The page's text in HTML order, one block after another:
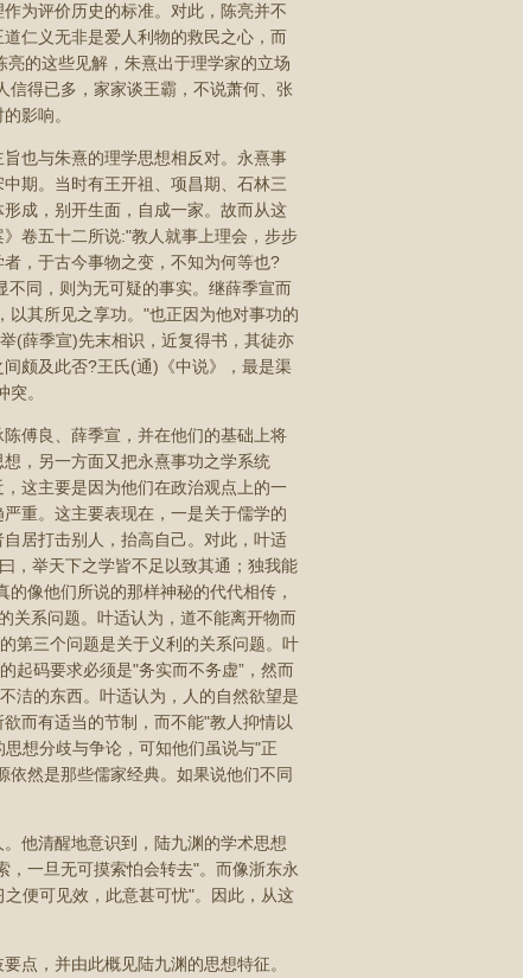
为评价历史的标准。对此，陈亮并不
仁义无非是爱人利物的救民之心，而
的这些见解，朱熹出于理学家的立场
信得已多，家家谈王霸，不说萧何、张
影响。
也与朱熹的理学思想相反对。永熹事
期。当时有王开祖、项昌期、石林三
成，别开生面，自成一家。故而从这
卷五十二所说:"教人就事上理会，步步
，于古今事物之变，不知为何等也?
同，则为无可疑的事实。继薛季宣而
以其所见之享功。"也正因为他对事功的
(薛季宣)先末相识，近复得书，其徒亦
颇及此否?王氏(通)《中说》，最是渠
突。
傅良、薛季宣，并在他们的基础上将
，另一方面又把永熹事功之学系统
这主要是因为他们在政治观点上的一
重。这主要表现在，一是关于儒学的
居打击别人，抬高自己。对此，叶适
，举天下之学皆不足以致其通；独我能
像他们所说的那样神秘的代代相传，
关系问题。叶适认为，道不能离开物而
第三个问题是关于义利的关系问题。叶
起码要求必须是"务实而不务虚”，然而
洁的东西。叶适认为，人的自然欲望是
而有适当的节制，而不能"教人抑情以
想分歧与争论，可知他们虽说与"正
然是那些儒家经典。如果说他们不同
他清醒地意识到，陆九渊的学术思想
一旦无可摸索怕会转去"。而像浙东永
便可见效，此意甚可忧"。因此，从这
点，并由此概见陆九渊的思想特征。